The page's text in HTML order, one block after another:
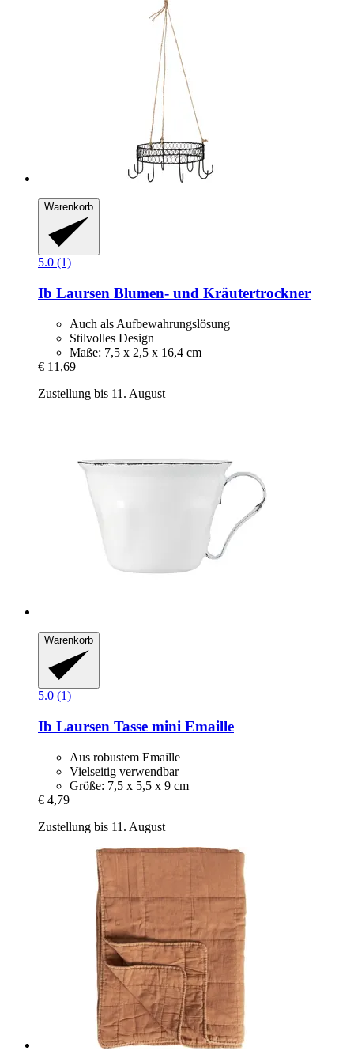
Warenkorb
5.0 (1)
Ib Laursen Blumen-​ und Kräutertrockner
Auch als Aufbewahrungslösung
Stilvolles Design
Maße: 7,5 x 2,5 x 16,4 cm
€ 11,69
Zustellung bis 11. August
Warenkorb
5.0 (1)
Ib Laursen Tasse mini Emaille
Aus robustem Emaille
Vielseitig verwendbar
Größe: 7,5 x 5,5 x 9 cm
€ 4,79
Zustellung bis 11. August